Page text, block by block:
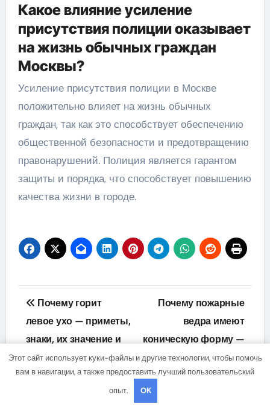
Какое влияние усиление
присутствия полиции оказывает
на жизнь обычных граждан
Москвы?
Усиление присутствия полиции в Москве
положительно влияет на жизнь обычных
граждан, так как это способствует обеспечению
общественной безопасности и предотвращению
правонарушений. Полиция является гарантом
защиты и порядка, что способствует повышению
качества жизни в городе.
Навигация
по
записям
Почему горит
левое ухо — приметы,
знаки, их значение и
современные
толкования
Почему пожарные
ведра имеют
коническую форму —
насаживаемый на
вершину когтевой
Этот сайт использует куки-файлы и другие технологии, чтобы помочь
вам в навигации, а также предоставить лучший пользовательский
опыт.
OK